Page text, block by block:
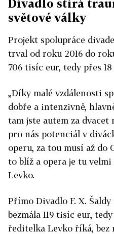
Divadlo stírá
světové války
Projekt spolupráce
trval od roku 2016 do
706 tisíc eur, tedy přes
„Díky malé vzdálenosti
dobře a intenzivně,
tam jste autem za dvacet
pro nás potenciál v
operu, za tou musí až do
to blíž a opera je tu
Levko.
Přímo Divadlo F. X.
bezmála 119 tisíc eur,
ředitelka Levko říká, bez